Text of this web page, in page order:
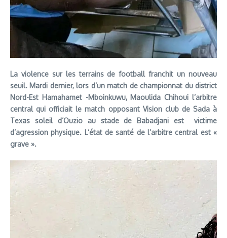
La violence sur les terrains de football franchit un nouveau
seuil. Mardi dernier, lors d’un match de championnat du district
Nord-Est Hamahamet -Mboinkuwu, Maoulida Chihoui l’arbitre
central qui officiait le match opposant Vision club de Sada à
Texas soleil d’Ouzio au stade de Babadjani est victime
d’agression physique. L’état de santé de l’arbitre central est «
grave ».